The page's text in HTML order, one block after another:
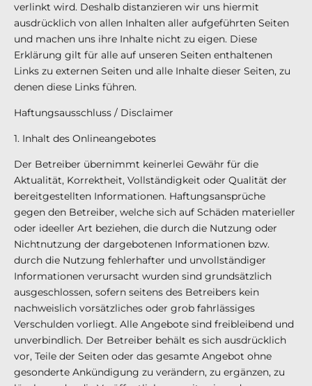
verlinkt wird. Deshalb distanzieren wir uns hiermit
ausdrücklich von allen Inhalten aller aufgeführten Seiten
und machen uns ihre Inhalte nicht zu eigen. Diese
Erklärung gilt für alle auf unseren Seiten enthaltenen
Links zu externen Seiten und alle Inhalte dieser Seiten, zu
denen diese Links führen.
Haftungsausschluss / Disclaimer
1. Inhalt des Onlineangebotes
Der Betreiber übernimmt keinerlei Gewähr für die
Aktualität, Korrektheit, Vollständigkeit oder Qualität der
bereitgestellten Informationen. Haftungsansprüche
gegen den Betreiber, welche sich auf Schäden materieller
oder ideeller Art beziehen, die durch die Nutzung oder
Nichtnutzung der dargebotenen Informationen bzw.
durch die Nutzung fehlerhafter und unvollständiger
Informationen verursacht wurden sind grundsätzlich
ausgeschlossen, sofern seitens des Betreibers kein
nachweislich vorsätzliches oder grob fahrlässiges
Verschulden vorliegt. Alle Angebote sind freibleibend und
unverbindlich. Der Betreiber behält es sich ausdrücklich
vor, Teile der Seiten oder das gesamte Angebot ohne
gesonderte Ankündigung zu verändern, zu ergänzen, zu